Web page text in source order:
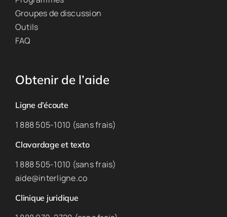
Groupes de discussion
Outils
FAQ
Obtenir de l’aide
Ligne d’écoute
1 888 505-1010 (sans frais)
Clavardage et texto
1 888 505-1010 (sans frais)
aide@interligne.co
Clinique juridique